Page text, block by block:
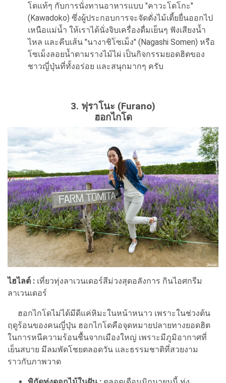
โตแท้ๆ กับการนั่งทานอาหารแบบ "คาวะโดโกะ"
(Kawadoko) ซึ่งผู้ประกอบการจะจัดตั่งไม้เตี้ยยื่นออกไป
เหนือแม่น้ำ ให้เราได้นั่งจิบเครื่องดื่มเย็นๆ ฟังเสียงน้ำ
ไหล และคีบเส้น "นางาชิโซเม็ง" (Nagashi Somen) หรือ
โซเม็งลอยน้ำตามรางไม้ไผ่ เป็นกิจกรรมยอดฮิตของ
ชาวญี่ปุ่นที่ทั้งอร่อย และสนุกมากๆ ครับ
3. ฟุราโนะ (Furano)
ฮอกไกโด
ไฮไลต์ : เที่ยวทุ่งลาเวนเดอร์สีม่วงสุดอลังการ กินไอศกรีม
ลาเวนเดอร์
ฮอกไกโดไม่ได้มีดีแค่หิมะในหน้าหนาว เพราะในช่วงต้น
ฤดูร้อนของคนญี่ปุ่น ฮอกไกโดคือจุดหมายปลายทางยอดฮิต
ในการหนีความร้อนชื้นจากเมืองใหญ่ เพราะมีภูมิอากาศที่
เย็นสบาย มีลมพัดโชยตลอดวัน และธรรมชาติที่สวยงาม
ราวกับภาพวาด